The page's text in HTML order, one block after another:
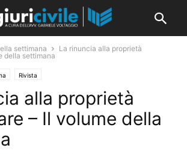
settimana
La rinuncia alla proprietà
della settimana
Rivista
alla proprietà
– Il volume della